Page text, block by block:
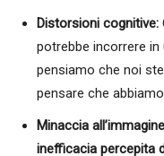
Distorsioni cognitive:
potrebbe incorrere in
pensiamo che noi
pensare che
Minaccia
inefficacia percepita